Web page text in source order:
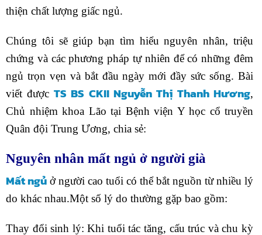
thiện chất lượng giấc ngủ.
Chúng tôi sẽ giúp bạn tìm hiểu nguyên nhân, triệu
chứng và các phương pháp tự nhiên để có những đêm
ngủ trọn vẹn và bắt đầu ngày mới đầy sức sống. Bài
viết đượcTS BS CKII Nguyễn Thị Thanh Hương,
Chủ nhiệm khoa Lão tại Bệnh viện Y học cổ truyền
Quân đội Trung Ương, chia sẻ:
Nguyên nhân mất ngủ ở người già
Mất ngủ ở người cao tuổi có thể bắt nguồn từ nhiều lý
do khác nhau.Một số lý do thường gặp bao gồm:
Thay đổi sinh lý: Khi tuổi tác tăng, cấu trúc và chu kỳ